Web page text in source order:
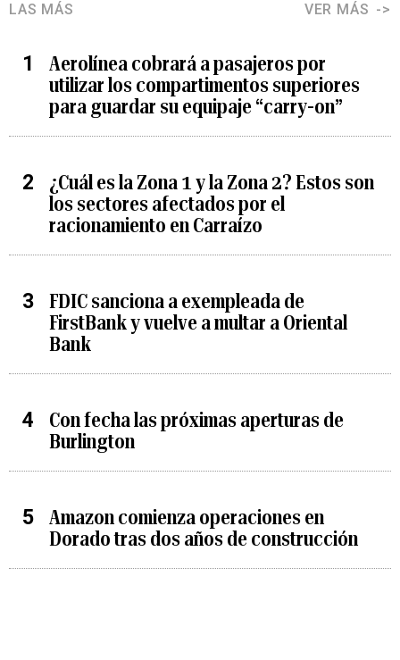
LAS MÁS VER MÁS
Aerolínea cobrará a pasajeros por
utilizar los compartimentos superiores
para guardar su equipaje “carry-on”
¿Cuál es la Zona 1 y la Zona 2? Estos son
los sectores afectados por el
racionamiento en Carraízo
FDIC sanciona a exempleada de
FirstBank y vuelve a multar a Oriental
Bank
Con fecha las próximas aperturas de
Burlington
Amazon comienza operaciones en
Dorado tras dos años de construcción